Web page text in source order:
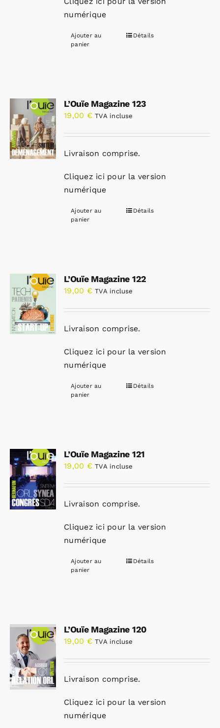
numérique
Ajouter au
panier
Détails
L’Ouïe Magazine 123
19,00 € TVA incluse
Livraison comprise.
Cliquez ici pour la version
numérique
Ajouter au
panier
Détails
L’Ouïe Magazine 122
19,00 € TVA incluse
Livraison comprise.
Cliquez ici pour la version
numérique
Ajouter au
panier
Détails
L’Ouïe Magazine 121
19,00 € TVA incluse
Livraison comprise.
Cliquez ici pour la version
numérique
Ajouter au
panier
Détails
L’Ouïe Magazine 120
19,00 € TVA incluse
Livraison comprise.
Cliquez ici pour la version
numérique